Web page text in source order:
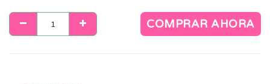
COMPRAR AHORA